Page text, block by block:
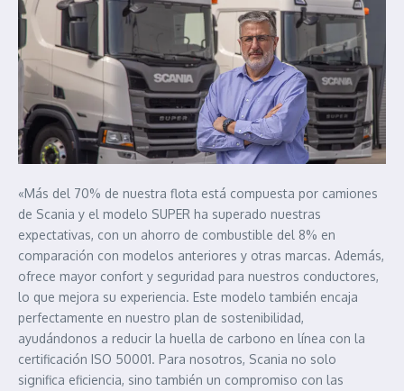
«Más del 70% de nuestra flota está compuesta por camiones
de Scania y el modelo SUPER ha superado nuestras
expectativas, con un ahorro de combustible del 8% en
comparación con modelos anteriores y otras marcas. Además,
ofrece mayor confort y seguridad para nuestros conductores,
lo que mejora su experiencia. Este modelo también encaja
perfectamente en nuestro plan de sostenibilidad,
ayudándonos a reducir la huella de carbono en línea con la
certificación ISO 50001. Para nosotros, Scania no solo
significa eficiencia, sino también un compromiso con las